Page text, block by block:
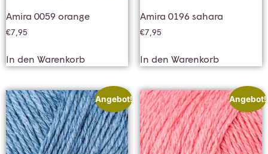
Amira 0059 orange
€7,95
In den Warenkorb
Amira 0196 sahara
€7,95
In den Warenkorb
Angebot! Angebot!